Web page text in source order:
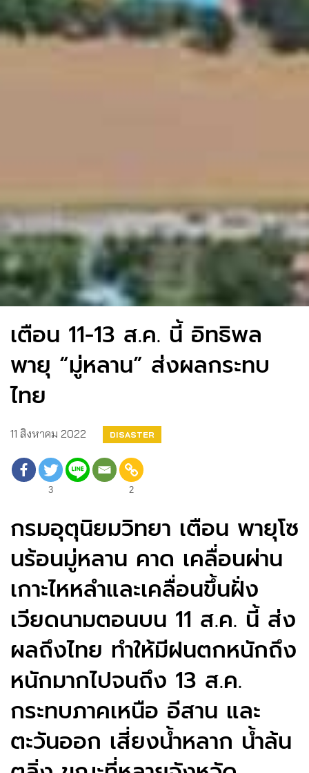
เตือน 11-13 ส.ค. นี้ อิทธิพล
พายุ “มู่หลาน” ส่งผลกระทบ
ไทย
11 สิงหาคม 2022 DISASTER
3 2
กรมอุตุนิยมวิทยา เตือน พายุโซ
นร้อนมู่หลาน คาด เคลื่อนผ่าน
เกาะไหหลำและเคลื่อนขึ้นฝั่ง
เวียดนามตอนบน 11 ส.ค. นี้ ส่ง
ผลถึงไทย ทำให้มีฝนตกหนักถึง
หนักมากไปจนถึง 13 ส.ค.
กระทบภาคเหนือ อีสาน และ
ตะวันออก เสี่ยงน้ำหลาก น้ำล้น